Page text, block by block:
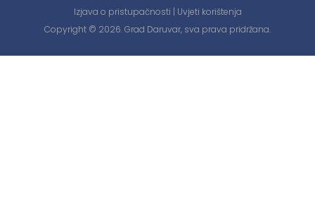
Izjava o pristupačnosti | Uvjeti korištenja
Copyright © 2026. Grad Daruvar, sva prava pridržana.